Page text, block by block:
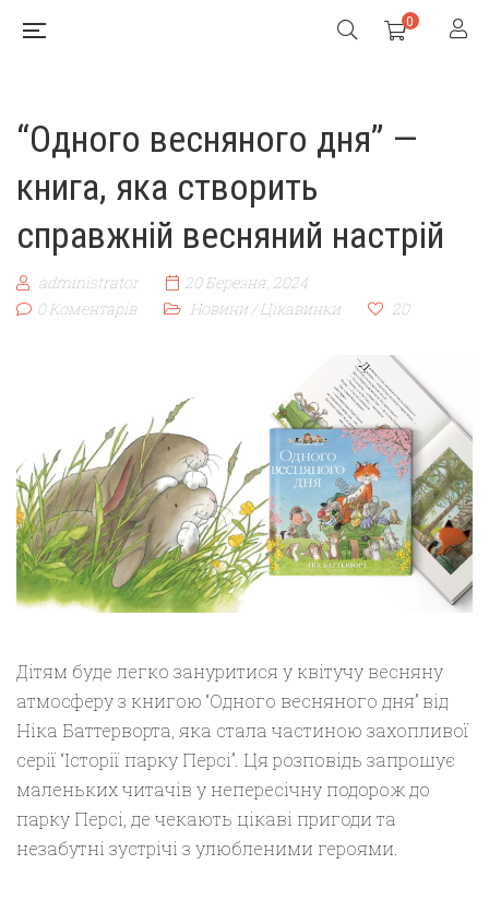
0
“Одного весняного дня” —
книга, яка створить
справжній весняний настрій
administrator
20 Березня, 2024
0 Коментарів
Новини/Цікавинки 20
Дітям буде легко зануритися у квітучу весняну
атмосферу з книгою “Одного весняного дня” від
Ніка Баттерворта, яка стала частиною захопливої
серії “Історії парку Персі”. Ця розповідь запрошує
маленьких читачів у непересічну подорож до
парку Персі, де чекають цікаві пригоди та
незабутні зустрічі з улюбленими героями.